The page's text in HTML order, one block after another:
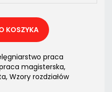
KOSZYKA
praca
magisterska,
, Wzory rozdziałów